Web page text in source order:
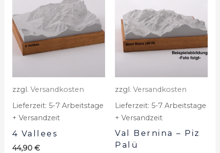
zzgl. Versandkosten
Lieferzeit: 5-7 Arbeitstage
+ Versandzeit
4 Vallees
44,90 €
zzgl. Versandkosten
Lieferzeit: 5-7 Arbeitstage
+ Versandzeit
Val Bernina – Piz
Palü